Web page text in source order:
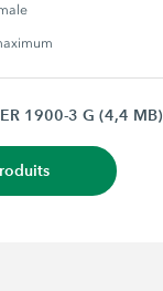
1900-3 G (4,4 MB)